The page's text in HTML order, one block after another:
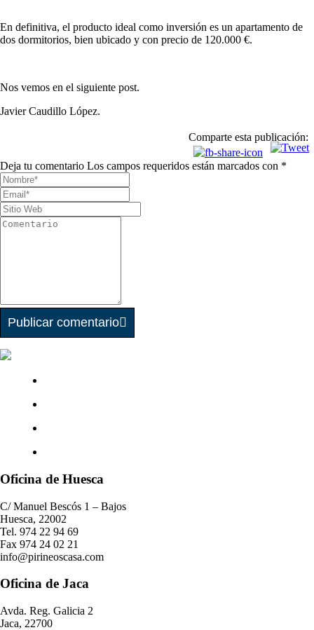
En definitiva, el producto ideal como inversión es un apartamento de
dos dormitorios, bien ubicado y con precio de 120.000 €.
Nos vemos en el siguiente post.
Javier Caudillo López.
Comparte esta publicación:
Deja tu comentario Los campos requeridos están marcados con *
Publicar comentario
Oficina de Huesca
C/ Manuel Bescós 1 – Bajos
Huesca, 22002
Tel. 974 22 94 69
Fax 974 24 02 21
info@pirineoscasa.com
Oficina de Jaca
Avda. Reg. Galicia 2
Jaca, 22700